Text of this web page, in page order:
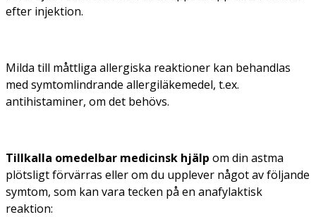
efter injektion.
Milda till måttliga allergiska reaktioner kan behandlas
med symtomlindrande allergiläkemedel, t.ex.
antihistaminer, om det behövs.
Tillkalla omedelbar medicinsk hjälp om din astma
plötsligt förvärras eller om du upplever något av följande
symtom, som kan vara tecken på en anafylaktisk
reaktion: